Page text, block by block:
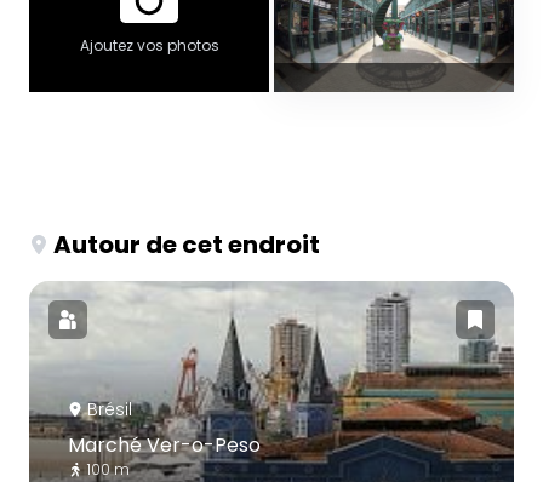
Ajoutez vos photos
Autour de cet endroit
Brésil
Marché Ver-o-Peso
100 m